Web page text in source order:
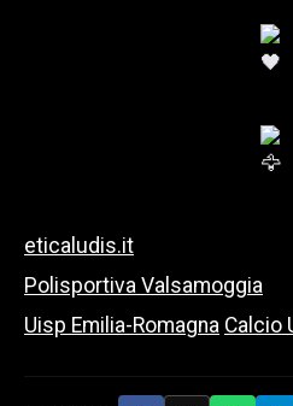
eticaludis.it
Polisportiva Valsamoggia
Uisp Emilia-Romagna Calcio